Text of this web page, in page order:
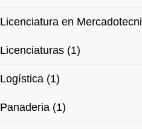
Licenciatura en
Licenciaturas (1)
Logística (1)
Panaderia (1)